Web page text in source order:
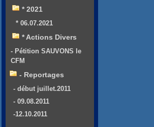
* 2021
* 06.07.2021
* Actions Divers
- Pétition SAUVONS le
CFM
- Reportages
- début juillet.2011
- 09.08.2011
-12.10.2011